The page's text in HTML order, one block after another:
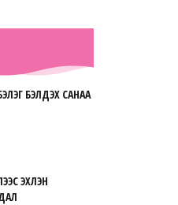
БЭЛДЭХ САНАА
ЭХЛЭН